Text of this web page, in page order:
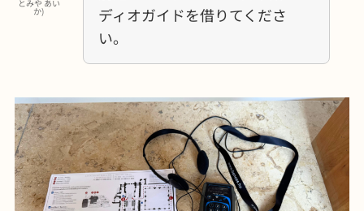
とみや あい
か)
ディオガイドを借りてくださ
い。